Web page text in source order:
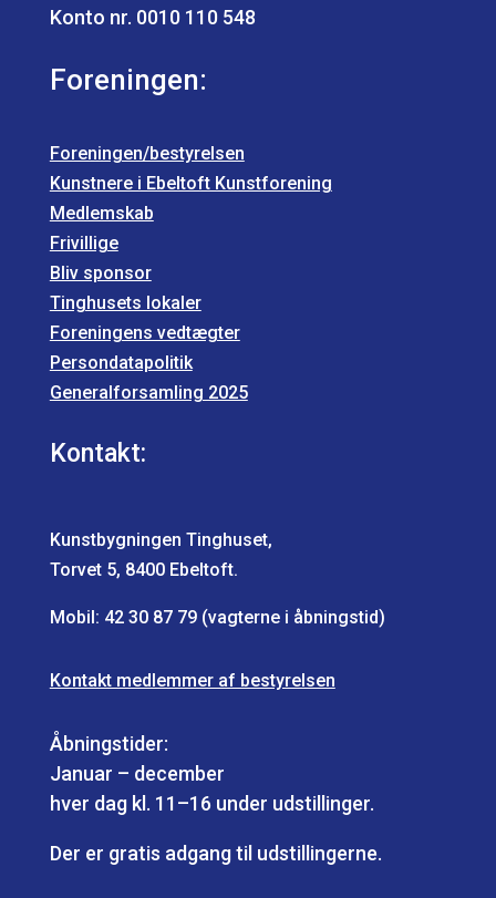
Konto nr. 0010 110 548
Foreningen:
Foreningen/bestyrelsen
Kunstnere i Ebeltoft Kunstforening
Medlemskab
Frivillige
Bliv sponsor
Tinghusets lokaler
Foreningens vedtægter
Persondatapolitik
Generalforsamling 2025
Kontakt:
Kunstbygningen Tinghuset,
Torvet 5, 8400 Ebeltoft.
Mobil: 42 30 87 79(vagterne i åbningstid)
Kontakt medlemmer af bestyrelsen
Åbningstider:
Januar – december
hver dag kl. 11–16 under udstillinger.
Der er gratis adgang til udstillingerne.